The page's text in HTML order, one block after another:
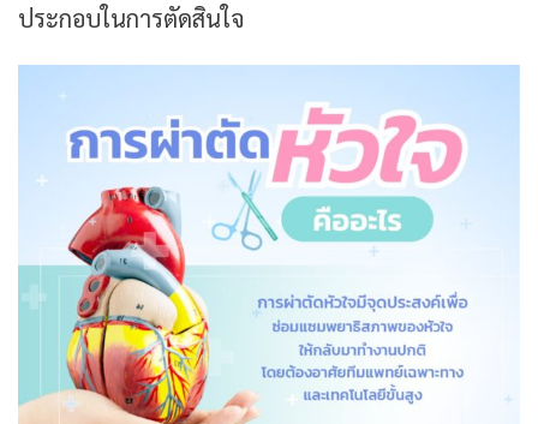
ประกอบในการตัดสินใจ